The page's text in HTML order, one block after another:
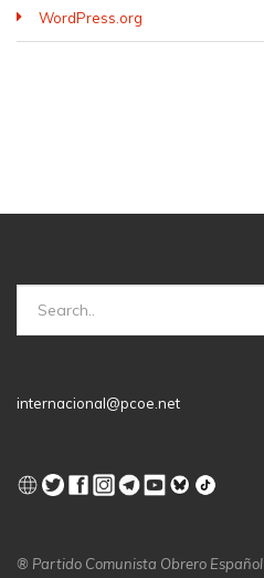
WordPress.org
internacional@pcoe.net
® Partido Comunista Obrero Español